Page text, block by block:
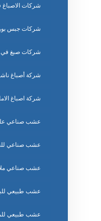
شركات الاصباغ
شركات جبس
شركات صبغ في
شركة أصباغ
شركة اصباغ
عشب صناعي
عشب صناعي
عشب صناعي
عشب طبيعي
عشب طبيعي